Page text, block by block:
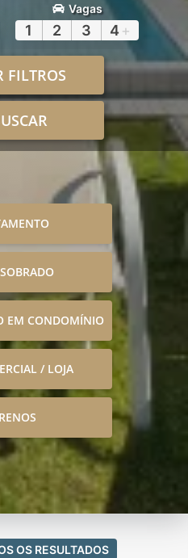
Vagas
1 2 3 4 +
FILTROS
EM CONDOMÍNIO
/ LOJA
OS RESULTADOS